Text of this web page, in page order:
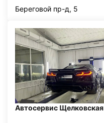
Береговой пр-д, 5
Автосервис Щелковская